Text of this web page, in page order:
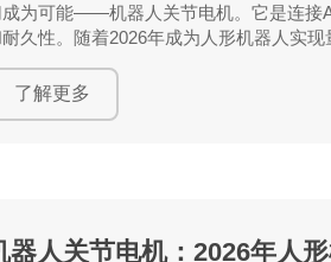
为可能——机器人关节电机。它是连接
久性。随着2026年成为人形机器人实
了解更多
器人关节电机：2026年人